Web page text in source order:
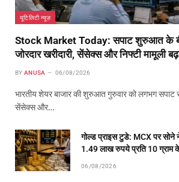
यूटिलिटी न्यूज़
Stock Market Today: सपाट शुरुआत के
जोरदार खरीदारी, सेंसेक्स और निफ्टी मामूली
BY ANUSA 06/08/2026
भारतीय शेयर बाजार की शुरुआत गुरुवार को लगभग सपाट
सेंसेक्स और…
गोल्ड प्राइस टुडे: MCX पर सोने ने
1.49 लाख रुपये प्रति 10 ग्राम के
06/08/2026